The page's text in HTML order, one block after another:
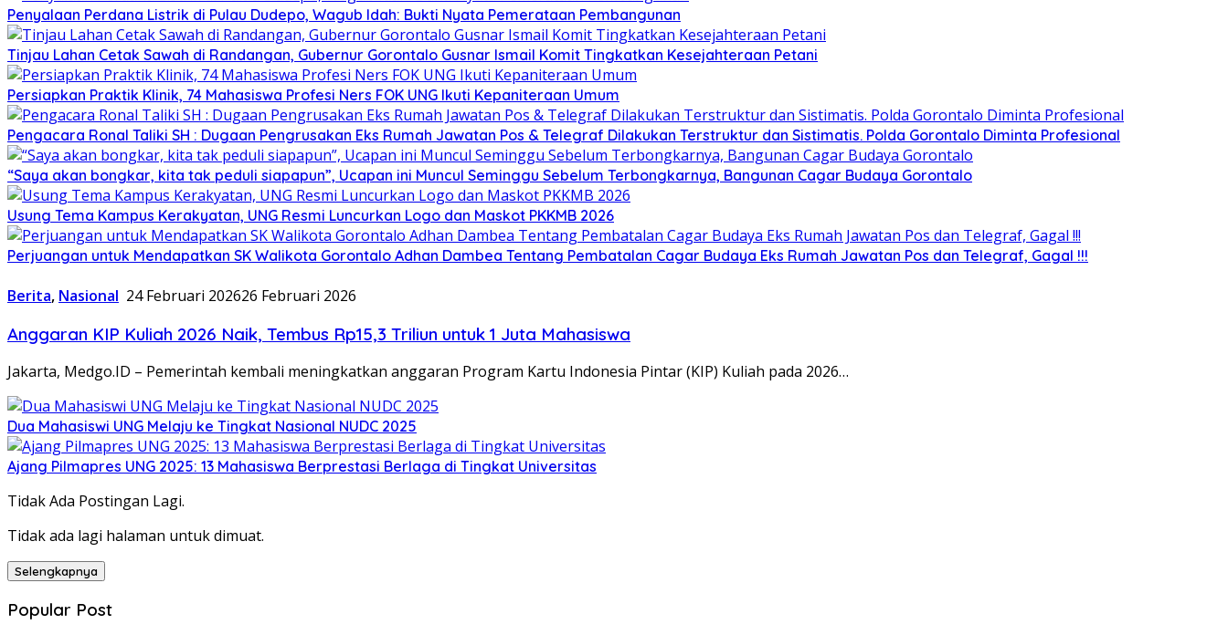
Penyalaan Perdana Listrik di Pulau Dudepo, Wagub Idah: Bukti Nyata Pemerataan Pembangunan
Tinjau Lahan Cetak Sawah di Randangan, Gubernur Gorontalo Gusnar Ismail Komit Tingkatkan Kesejahteraan Petani
Persiapkan Praktik Klinik, 74 Mahasiswa Profesi Ners FOK UNG Ikuti Kepaniteraan Umum
Pengacara Ronal Taliki SH : Dugaan Pengrusakan Eks Rumah Jawatan Pos & Telegraf Dilakukan Terstruktur dan Sistimatis. Polda Gorontalo Diminta Profesional
“Saya akan bongkar, kita tak peduli siapapun”, Ucapan ini Muncul Seminggu Sebelum Terbongkarnya, Bangunan Cagar Budaya Gorontalo
Usung Tema Kampus Kerakyatan, UNG Resmi Luncurkan Logo dan Maskot PKKMB 2026
Perjuangan untuk Mendapatkan SK Walikota Gorontalo Adhan Dambea Tentang Pembatalan Cagar Budaya Eks Rumah Jawatan Pos dan Telegraf, Gagal !!!
Berita, Nasional 24 Februari 202626 Februari 2026
Anggaran KIP Kuliah 2026 Naik, Tembus Rp15,3 Triliun untuk 1 Juta Mahasiswa
Jakarta, Medgo.ID – Pemerintah kembali meningkatkan anggaran Program Kartu Indonesia Pintar (KIP) Kuliah pada 2026…
Dua Mahasiswi UNG Melaju ke Tingkat Nasional NUDC 2025
Ajang Pilmapres UNG 2025: 13 Mahasiswa Berprestasi Berlaga di Tingkat Universitas
Tidak Ada Postingan Lagi.
Tidak ada lagi halaman untuk dimuat.
Selengkapnya
Popular Post